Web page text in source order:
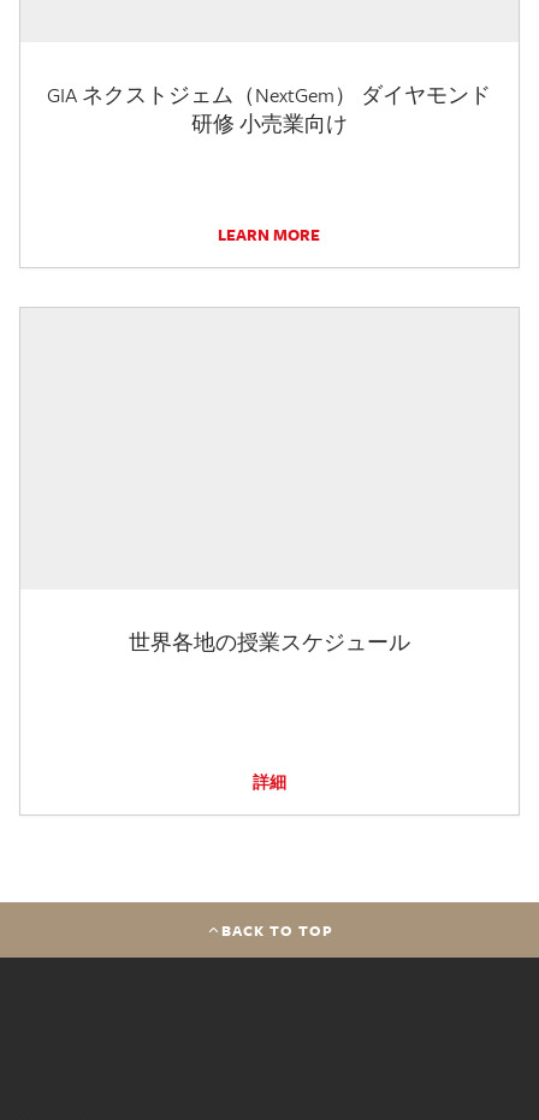
GIA ネクストジェム（NextGem） ダイヤモンド
研修 小売業向け
LEARN MORE
世界各地の授業スケジュール
詳細
BACK TO TOP